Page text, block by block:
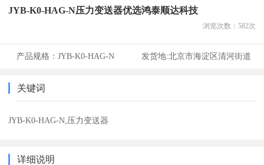
JYB-K0-HAG-N压力变送器优选鸿泰顺达科技
浏览次数： 582次
产品规格： JYB-K0-HAG-N 发货地:北京市海淀区清河街道
关键词
JYB-K0-HAG-N,压力变送器
详细说明